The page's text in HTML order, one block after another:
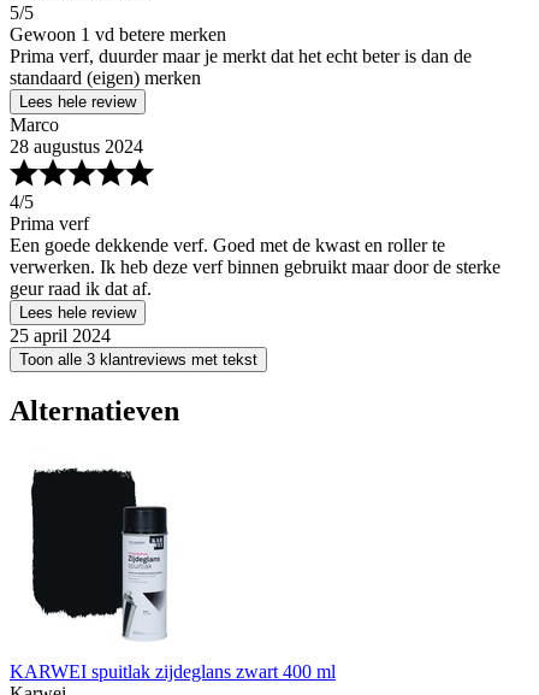
5/5
Gewoon 1 vd betere merken
Prima verf, duurder maar je merkt dat het echt beter is dan de
standaard (eigen) merken
Lees hele review
Marco
28 augustus 2024
4/5
Prima verf
Een goede dekkende verf. Goed met de kwast en roller te
verwerken. Ik heb deze verf binnen gebruikt maar door de sterke
geur raad ik dat af.
Lees hele review
25 april 2024
Toon alle 3 klantreviews met tekst
Alternatieven
KARWEI spuitlak zijdeglans zwart 400 ml